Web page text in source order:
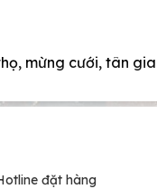
mừng cưới, tân
đặt hàng